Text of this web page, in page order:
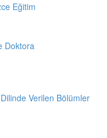
Eğitim
Doktora
Verilen Bölümler